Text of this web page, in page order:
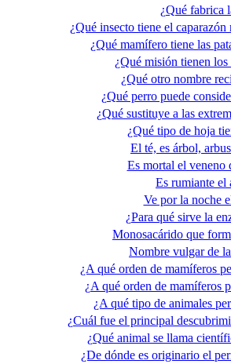
¿Qué fabrica
¿Qué insecto tiene el
¿Qué mamífero tiene las
¿Qué misión tienen los
¿Qué otro nombre
¿Qué perro puede
¿Qué sustituye a las
¿Qué tipo de hoja
El té, es árbol,
Es mortal el veneno
Es rumiante el
Ve por la noche
¿Para qué sirve la
Monosacárido que
Nombre vulgar de
¿A qué orden de mamíferos
¿A qué orden de mamíferos
¿A qué tipo de animales
¿Cuál fue el principal
¿Qué animal se llama
¿De dónde es originario el